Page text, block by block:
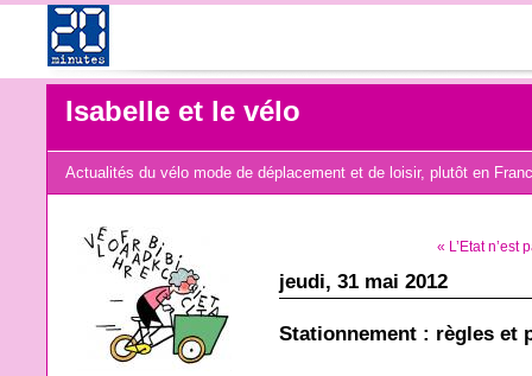
Isabelle et le vélo
Actualités du vélo mode de déplacement et de loisir, plutôt en
« L’Etat n’est
jeudi, 31 mai 2012
Stationnement : règles et